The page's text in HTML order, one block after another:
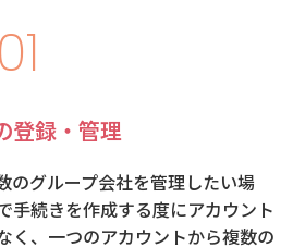
登録・管理
のグループ会社を管理したい場
手続きを作成する度にアカウント
く、一つのアカウントから複数の